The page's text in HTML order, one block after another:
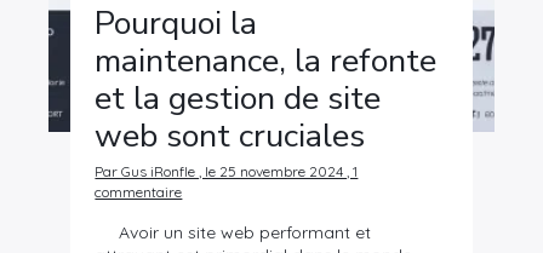
Pourquoi la
maintenance, la refonte
et la gestion de site
web sont cruciales
Par Gus iRonfle , le 25 novembre 2024 , 1
commentaire
Avoir un site web performant et